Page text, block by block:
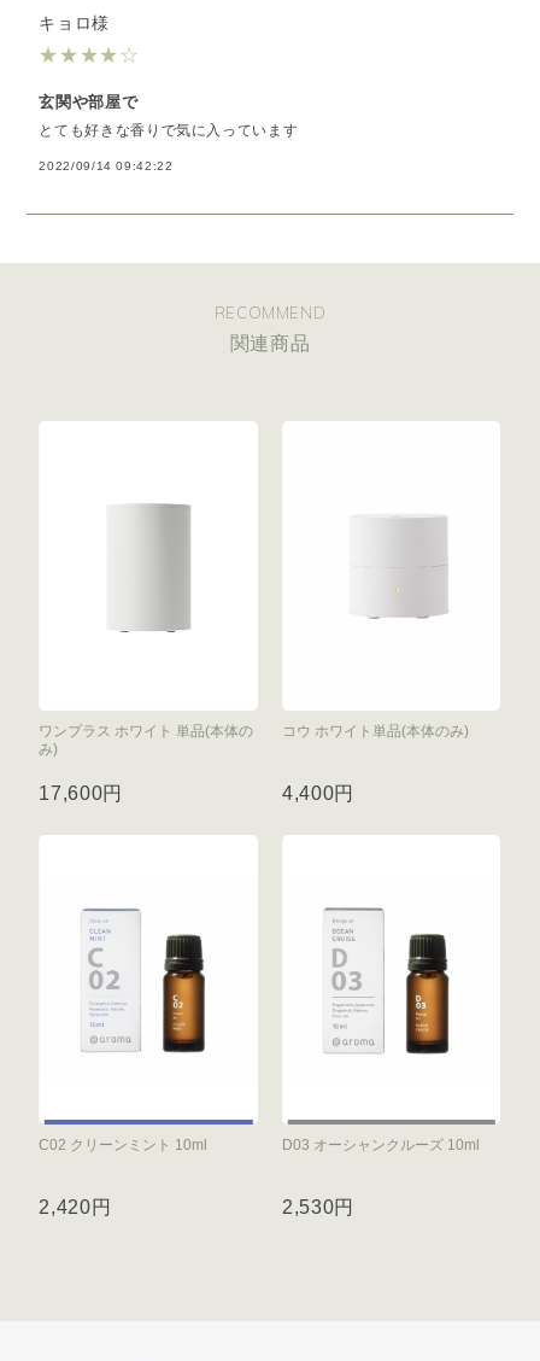
キョロ様
★★★★☆
玄関や部屋で
とても好きな香りで気に入っています
2022/09/14 09:42:22
RECOMMEND
関連商品
ワンプラス ホワイト 単品(本体の
み)
17,600円
コウ ホワイト単品(本体のみ)
4,400円
C02 クリーンミント 10ml
2,420円
D03 オーシャンクルーズ 10ml
2,530円